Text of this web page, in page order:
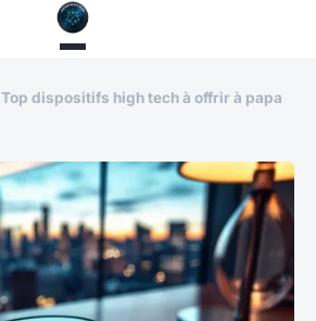
Top dispositifs high tech à offrir à papa